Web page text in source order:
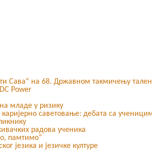
Сава“ на 68. Државном такмичењу
Power
младе у ризику
каријерно саветовање: дебата са
радова ученика
памтимо“
језика и језичке културе